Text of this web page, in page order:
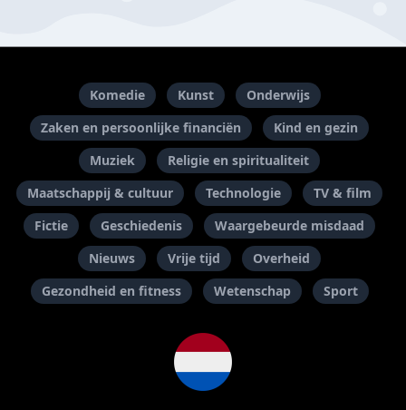
Komedie Kunst
Onderwijs
Zaken en persoonlijke financiën
Kind en gezin
Muziek
Religie en spiritualiteit
Maatschappij & cultuur
Technologie
TV & film
Fictie
Geschiedenis
Waargebeurde misdaad
Nieuws
Vrije tijd
Overheid
Gezondheid en fitness
Wetenschap Sport